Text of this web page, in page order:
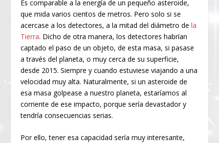
Es comparable a la energía de un pequeño asteroide,
que mida varios cientos de metros. Pero solo si se
acercase a los detectores, a la mitad del diámetro dela
Tierra. Dicho de otra manera, los detectores habrían
captado el paso de un objeto, de esta masa, si pasase
a través del planeta, o muy cerca de su superficie,
desde 2015. Siempre y cuando estuviese viajando a una
velocidad muy alta. Naturalmente, si un asteroide de
esa masa golpease a nuestro planeta, estaríamos al
corriente de ese impacto, porque sería devastador y
tendría consecuencias serias.
Por ello, tener esa capacidad sería muy interesante,